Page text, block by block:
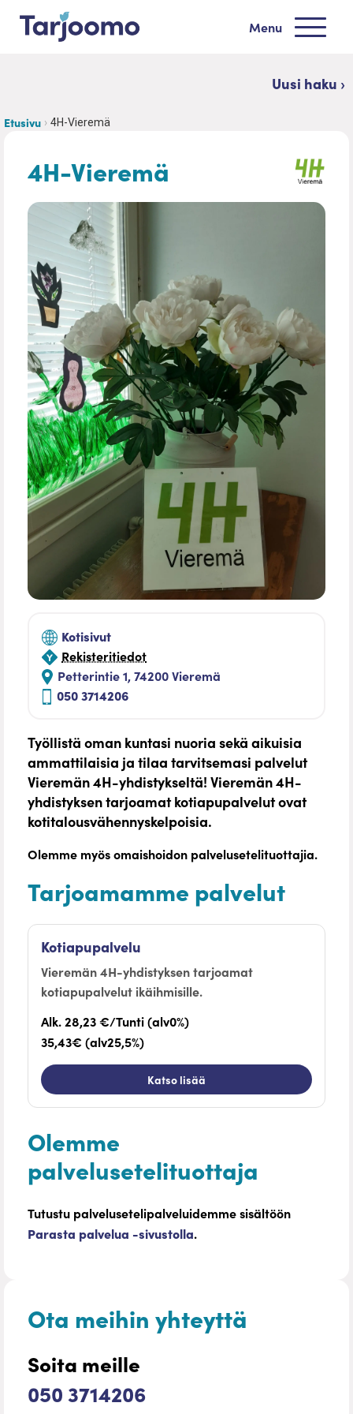
Siirry sisältöön
Menu
Uusi haku ›
Etusivu 4H-Vieremä
4H-Vieremä
Petterintie 1, 74200 Vieremä
050 3714206
Kotisivut
Rekisteritiedot
Työllistä oman kuntasi nuoria sekä aikuisia
ammattilaisia ja tilaa tarvitsemasi palvelut
Vieremän 4H-yhdistykseltä! Vieremän 4H-
yhdistyksen tarjoamat kotiapupalvelut ovat
kotitalousvähennyskelpoisia.
Olemme myös omaishoidon palvelusetelituottajia.
Tarjoamamme palvelut
Kotiapupalvelu
Vieremän 4H-yhdistyksen tarjoamat
kotiapupalvelut ikäihmisille.
Alk. 28,23 €/Tunti (alv0%)
35,43€ (alv25,5%)
Katso lisää
Olemme
palvelusetelituottaja
Tutustu palvelusetelipalveluidemme sisältöön
Parasta palvelua -sivustolla.
Ota meihin yhteyttä
Soita meille
050 3714206